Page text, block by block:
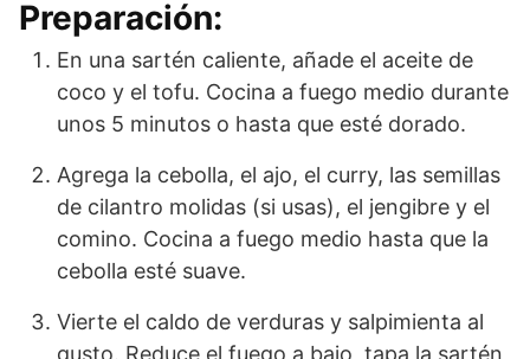
Preparación:
En una sartén caliente, añade el aceite de
coco y el tofu. Cocina a fuego medio durante
unos 5 minutos o hasta que esté dorado.
Agrega la cebolla, el ajo, el curry, las semillas
de cilantro molidas (si usas), el jengibre y el
comino. Cocina a fuego medio hasta que la
cebolla esté suave.
Vierte el caldo de verduras y salpimienta al
gusto. Reduce el fuego a bajo, tapa la sartén